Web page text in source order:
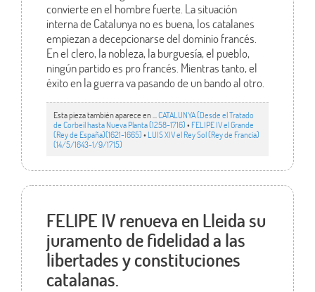
convierte en el hombre fuerte. La situación
interna de Catalunya no es buena, los catalanes
empiezan a decepcionarse del dominio francés.
En el clero, la nobleza, la burguesía, el pueblo,
ningún partido es pro francés. Mientras tanto, el
éxito en la guerra va pasando de un bando al otro.
Esta pieza también aparece en ... CATALUNYA (Desde el Tratado
de Corbeil hasta Nueva Planta (1258-1716)• FELIPE IV el Grande
(Rey de España)(1621-1665)• LUIS XIV el Rey Sol (Rey de Francia)
(14/5/1643-1/9/1715)
FELIPE IV renueva en Lleida su
juramento de fidelidad a las
libertades y constituciones
catalanas.